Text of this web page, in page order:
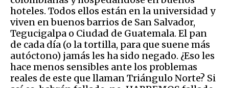
hoteles. Todos ellos están en la universidad y
viven en buenos barrios de San Salvador,
Tegucigalpa o Ciudad de Guatemala. El pan
de cada día (o la tortilla, para que suene más
autóctono) jamás les ha sido negado. ¿Eso les
hace menos sensibles ante los problemas
reales de este que llaman Triángulo Norte? Si